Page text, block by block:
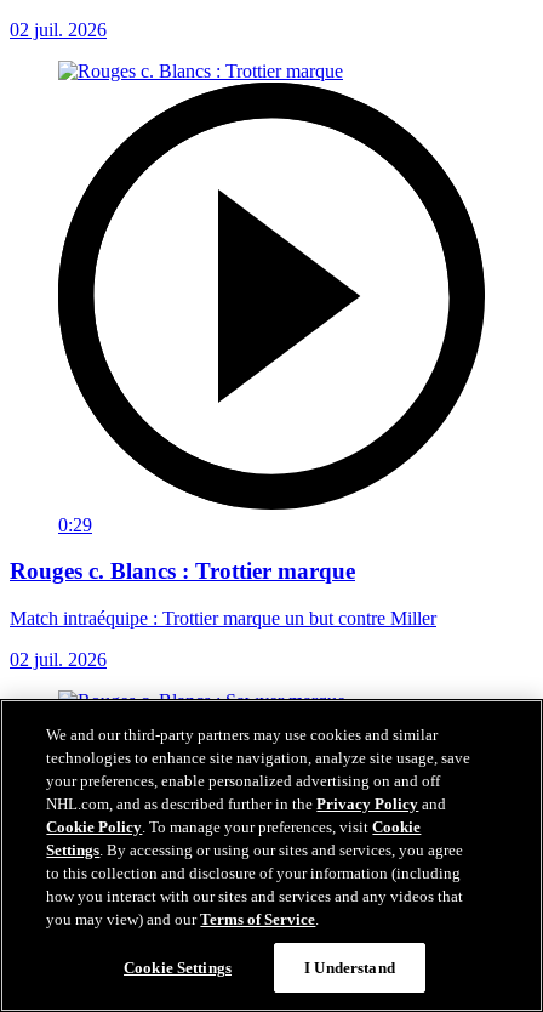
02 juil. 2026
0:29
Rouges c. Blancs : Trottier marque
Match intraéquipe : Trottier marque un but contre Miller
02 juil. 2026
We and our third-party partners may use cookies and similar
technologies to enhance site navigation, analyze site usage, save
your preferences, enable personalized advertising on and off
NHL.com, and as described further in thePrivacy Policy and
Cookie Policy. To manage your preferences, visitCookie
Settings. By accessing or using our sites and services, you agree
to this collection and disclosure of your information (including
how you interact with our sites and services and any videos that
you may view) and ourTerms of Service.
Cookie Settings I Understand